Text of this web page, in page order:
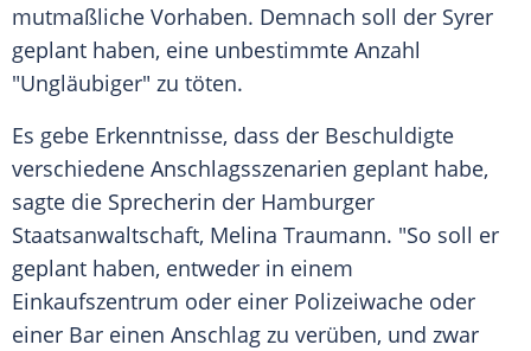
mutmaßliche Vorhaben. Demnach soll der Syrer
geplant haben, eine unbestimmte Anzahl
"Ungläubiger" zu töten.
Es gebe Erkenntnisse, dass der Beschuldigte
verschiedene Anschlagsszenarien geplant habe,
sagte die Sprecherin der Hamburger
Staatsanwaltschaft, Melina Traumann. "So soll er
geplant haben, entweder in einem
Einkaufszentrum oder einer Polizeiwache oder
einer Bar einen Anschlag zu verüben, und zwar